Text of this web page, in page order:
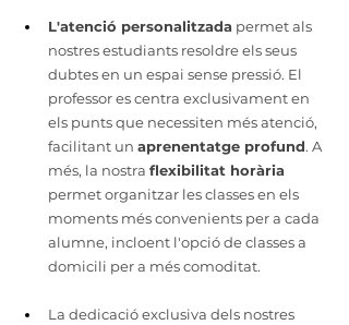
L'atenció personalitzada permet als
nostres estudiants resoldre els seus
dubtes en un espai sense pressió. El
professor es centra exclusivament en
els punts que necessiten més atenció,
facilitant un aprenentatge profund. A
més, la nostra flexibilitat horària
permet organitzar les classes en els
moments més convenients per a cada
alumne, incloent l'opció de classes a
domicili per a més comoditat.
La dedicació exclusiva dels nostres